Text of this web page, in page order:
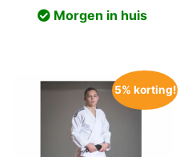
Morgen in huis
5% korting!